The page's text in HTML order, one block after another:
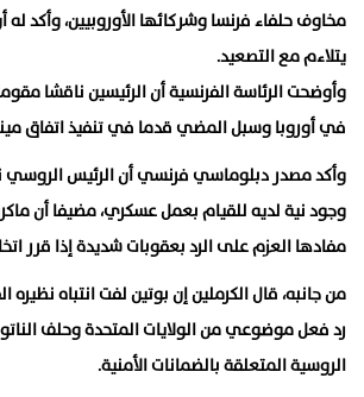
مخاوف حلفاء فرنسا وشركائها الأوروبيين، وأكد له
يتلاءم مع التصعيد.
وأوضحت الرئاسة الفرنسية أن الرئيسين ناقشا
في أوروبا وسبل المضي قدما في تنفيذ اتفاق
وأكد مصدر دبلوماسي فرنسي أن الرئيس الروسي
وجود نية لديه للقيام بعمل عسكري، مضيفا أن
مفادها العزم على الرد بعقوبات شديدة إذا قرر
من جانبه، قال الكرملين إن بوتين لفت انتباه
رد فعل موضوعي من الولايات المتحدة وحلف
الروسية المتعلقة بالضمانات الأمنية.